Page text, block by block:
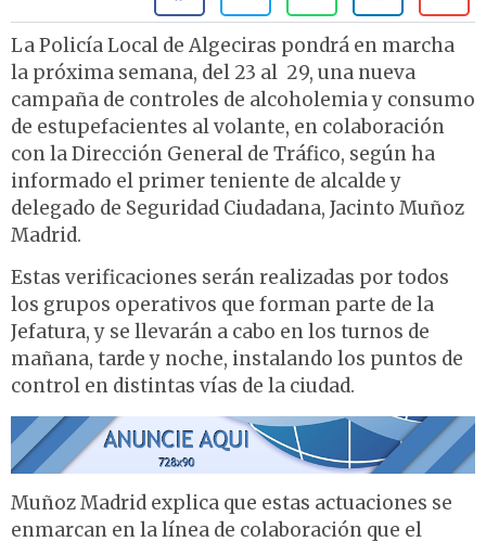
La Policía Local de Algeciras pondrá en marcha
la próxima semana, del 23 al 29, una nueva
campaña de controles de alcoholemia y consumo
de estupefacientes al volante, en colaboración
con la Dirección General de Tráfico, según ha
informado el primer teniente de alcalde y
delegado de Seguridad Ciudadana, Jacinto Muñoz
Madrid.
Estas verificaciones serán realizadas por todos
los grupos operativos que forman parte de la
Jefatura, y se llevarán a cabo en los turnos de
mañana, tarde y noche, instalando los puntos de
control en distintas vías de la ciudad.
Muñoz Madrid explica que estas actuaciones se
enmarcan en la línea de colaboración que el